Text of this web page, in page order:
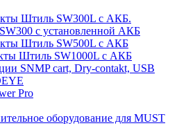
Штиль SW300L с АКБ.
с установленной АКБ
Штиль SW500L с АКБ
Штиль SW1000L с АКБ
SNMP cart, Dry-contakt, USB
Pro
оборудование для MUST